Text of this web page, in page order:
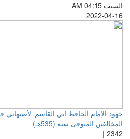
السبت AM 04:15
2022-04-16
جهود الإمام الحافظ أبي القاسم الأصبهاني
المخالفين المتوفى سنة (535هـ)
2342 |